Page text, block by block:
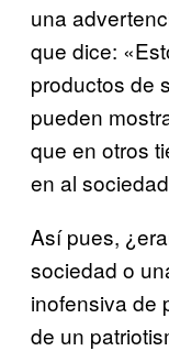
una
que dice:
productos de
pueden
que en otros
en al
Así pues,
sociedad o
inofensiva de
de un